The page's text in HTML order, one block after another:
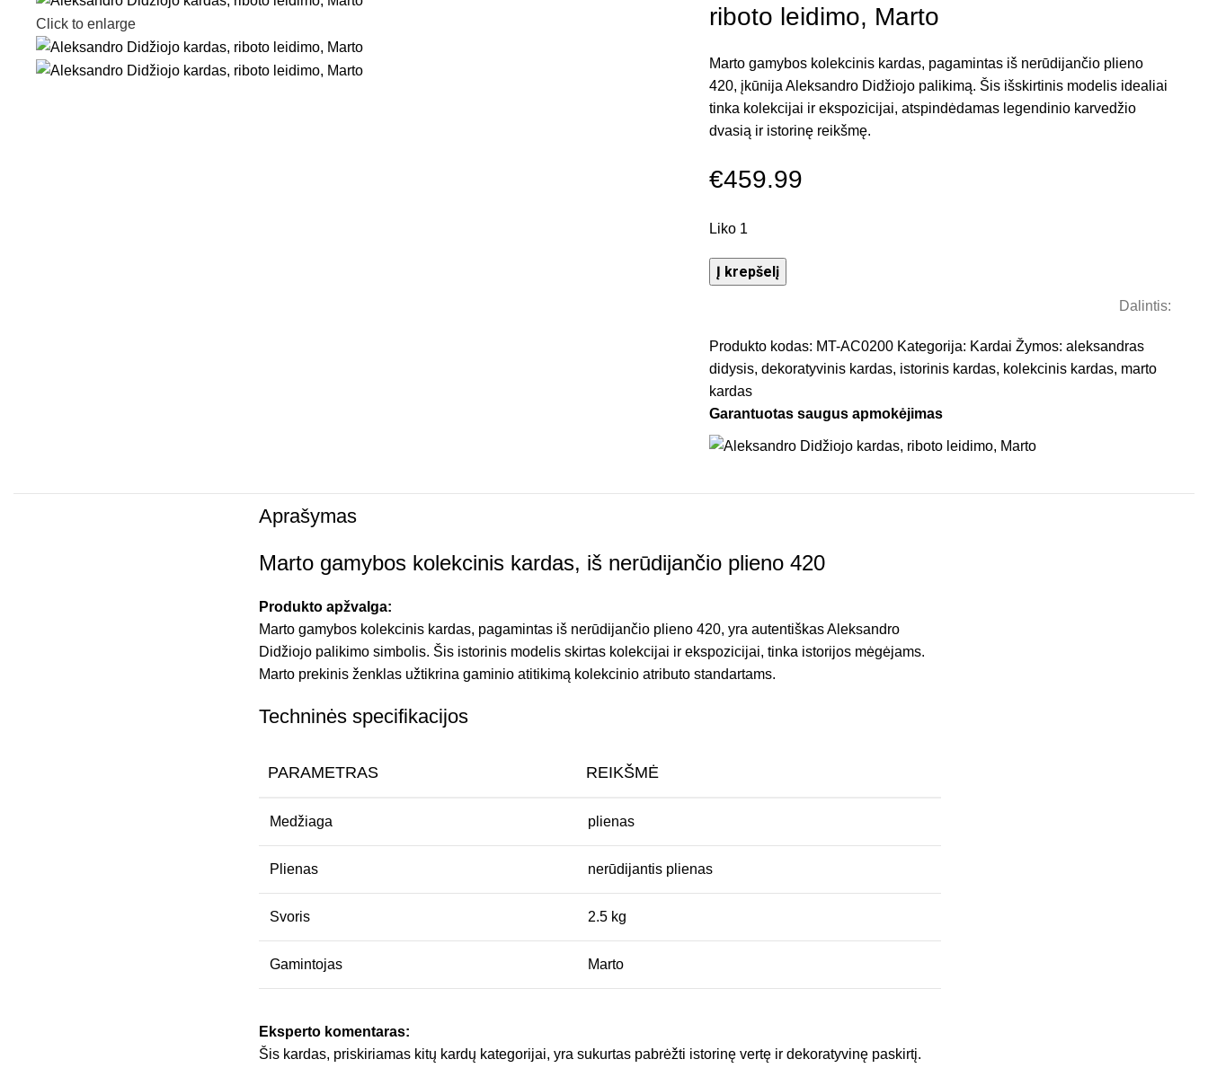
Click to enlarge
riboto leidimo, Marto
Marto gamybos kolekcinis kardas, pagamintas iš nerūdijančio plieno
420, įkūnija Aleksandro Didžiojo palikimą. Šis išskirtinis modelis idealiai
tinka kolekcijai ir ekspozicijai, atspindėdamas legendinio karvedžio
dvasią ir istorinę reikšmę.
€459.99
Liko 1
Į krepšelį
Dalintis:
Produkto kodas: MT-AC0200 Kategorija: Kardai Žymos: aleksandras
didysis, dekoratyvinis kardas, istorinis kardas, kolekcinis kardas, marto
kardas
Garantuotas saugus apmokėjimas
Aprašymas
Marto gamybos kolekcinis kardas, iš nerūdijančio plieno 420
Produkto apžvalga:
Marto gamybos kolekcinis kardas, pagamintas iš nerūdijančio plieno 420, yra autentiškas Aleksandro
Didžiojo palikimo simbolis. Šis istorinis modelis skirtas kolekcijai ir ekspozicijai, tinka istorijos mėgėjams.
Marto prekinis ženklas užtikrina gaminio atitikimą kolekcinio atributo standartams.
Techninės specifikacijos
PARAMETRAS REIKŠMĖ
Medžiaga plienas
Plienas nerūdijantis plienas
Svoris 2.5 kg
Gamintojas Marto
Eksperto komentaras:
Šis kardas, priskiriamas kitų kardų kategorijai, yra sukurtas pabrėžti istorinę vertę ir dekoratyvinę paskirtį.